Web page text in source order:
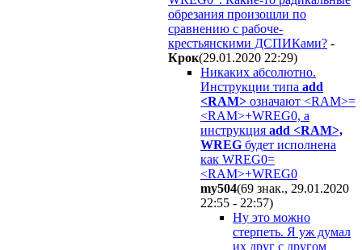
обрезания произошли по
сравнению с рабоче-
крестьянскими ДСПИКами? -
Крок(29.01.2020 22:29)
Никаких абсолютно.
Инструкции типа add
<RAM> означают <RAM>=
<RAM>+WREG0, а
инструкция add <RAM>,
WREG будет исполнена
как WREG0=
<RAM>+WREG0
my504(69 знак., 29.01.2020
22:55 - 22:57)
Ну это можно
стерпеть. Я уж думал
их друг с другом